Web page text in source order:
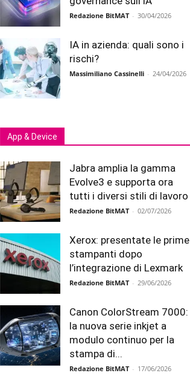
Redazione BitMAT - 30/04/2026
IA in azienda: quali sono i
rischi?
Massimiliano Cassinelli - 24/04/2026
App & Device
Jabra amplia la gamma
Evolve3 e supporta ora
tutti i diversi stili di lavoro
Redazione BitMAT - 02/07/2026
Xerox: presentate le prime
stampanti dopo
l’integrazione di Lexmark
Redazione BitMAT - 29/06/2026
Canon ColorStream 7000:
la nuova serie inkjet a
modulo continuo per la
stampa di...
Redazione BitMAT - 17/06/2026